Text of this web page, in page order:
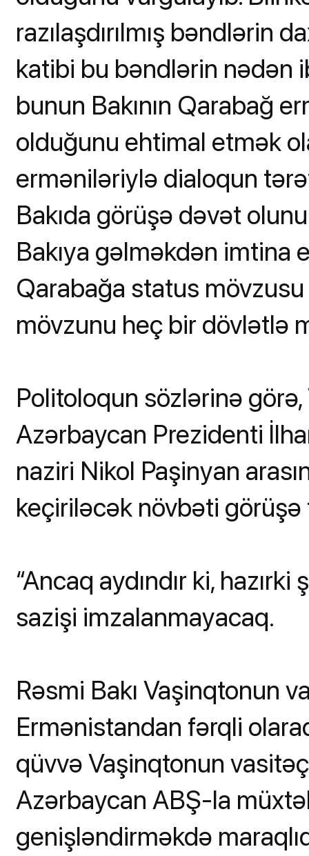
razılaşdırılmış bəndlərin
katibi bu bəndlərin nədən
bunun Bakının Qarabağ
olduğunu ehtimal etmək
erməniləriylə dialoqun
Bakıda görüşə dəvət
Bakıya gəlməkdən imtina
Qarabağa status
mövzunu heç bir dövlətlə
Politoloqun sözlərinə
Azərbaycan Prezidenti
naziri Nikol Paşinyan
keçiriləcək növbəti
“Ancaq aydındır ki,
sazişi imzalanmayacaq.
Rəsmi Bakı Vaşinqtonun
Ermənistandan fərqli
qüvvə Vaşinqtonun
Azərbaycan ABŞ-la
genişləndirməkdə